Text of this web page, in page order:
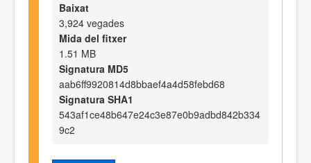
Baixat
3,924 vegades
Mida del fitxer
1.51 MB
Signatura MD5
aab6ff9920814d8bbaef4a4d58febd68
Signatura SHA1
543af1ce48b647e24c3e87e0b9adbd842b334
9c2